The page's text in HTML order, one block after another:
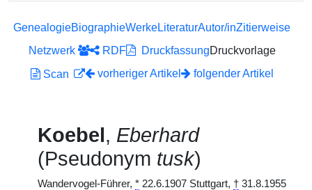
GenealogieBiographieWerkeLiteraturAutor/inZitierweise
Netzwerk
RDF DruckfassungDruckvorlage
Scan
vorheriger Artikel folgender Artikel
Koebel, Eberhard
(Pseudonym tusk)
Wandervogel-Führer, * 22.6.1907 Stuttgart, † 31.8.1955